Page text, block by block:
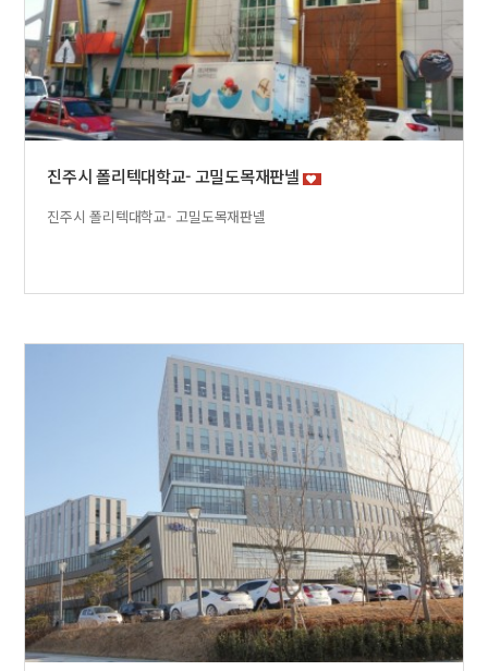
진주시 폴리텍대학교- 고밀도목재판넬
진주시 폴리텍대학교- 고밀도목재판넬